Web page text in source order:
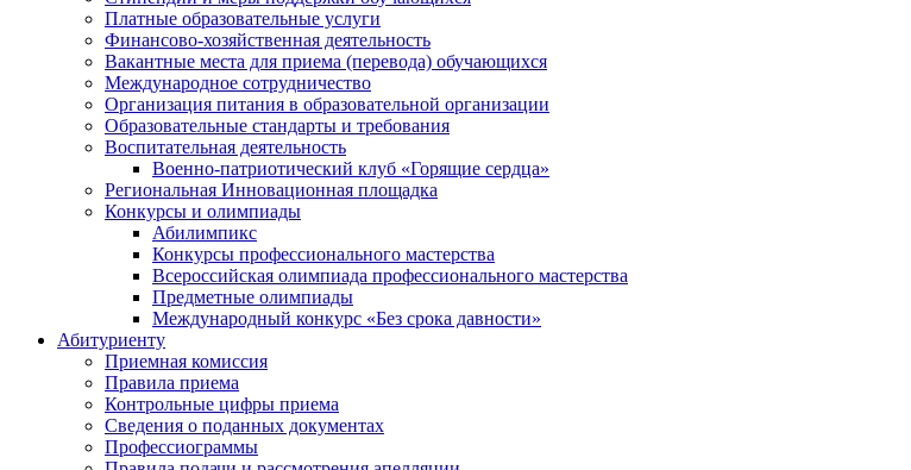
Платные образовательные услуги
Финансово-хозяйственная деятельность
Вакантные места для приема (перевода) обучающихся
Международное сотрудничество
Организация питания в образовательной организации
Образовательные стандарты и требования
Воспитательная деятельность
Военно-патриотический клуб «Горящие сердца»
Региональная Инновационная площадка
Конкурсы и олимпиады
Абилимпикс
Конкурсы профессионального мастерства
Всероссийская олимпиада профессионального мастерства
Предметные олимпиады
Международный конкурс «Без срока давности»
Абитуриенту
Приемная комиссия
Правила приема
Контрольные цифры приема
Сведения о поданных документах
Профессиограммы